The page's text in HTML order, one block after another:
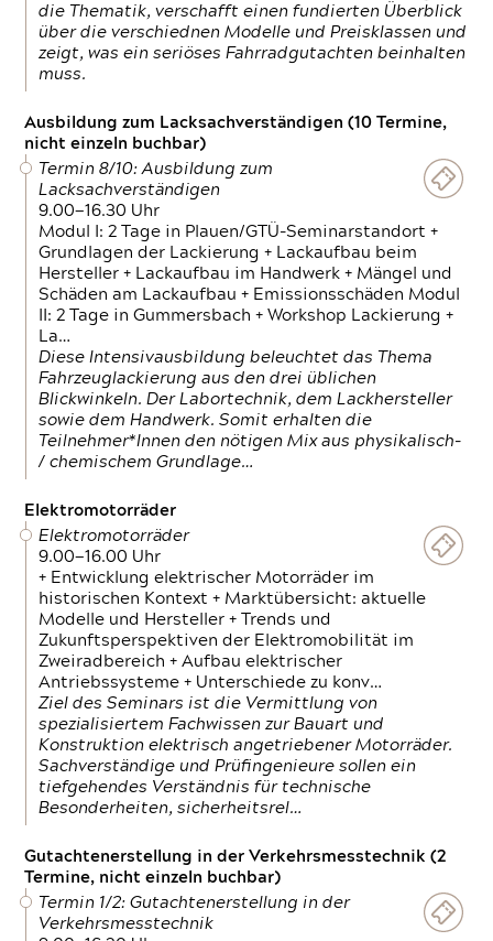
die Thematik, verschafft einen fundierten Überblick
über die verschiednen Modelle und Preisklassen und
zeigt, was ein seriöses Fahrradgutachten beinhalten
muss.
Ausbildung zum Lacksachverständigen (10 Termine,
nicht einzeln buchbar)
Termin 8/10: Ausbildung zum
Lacksachverständigen
9.00—16.30 Uhr
Modul I: 2 Tage in Plauen/GTÜ-Seminarstandort +
Grundlagen der Lackierung + Lackaufbau beim
Hersteller + Lackaufbau im Handwerk + Mängel und
Schäden am Lackaufbau + Emissionsschäden Modul
II: 2 Tage in Gummersbach + Workshop Lackierung +
La…
Diese Intensivausbildung beleuchtet das Thema
Fahrzeuglackierung aus den drei üblichen
Blickwinkeln. Der Labortechnik, dem Lackhersteller
sowie dem Handwerk. Somit erhalten die
Teilnehmer*Innen den nötigen Mix aus physikalisch-
/ chemischem Grundlage…
Elektromotorräder
Elektromotorräder
9.00—16.00 Uhr
+ Entwicklung elektrischer Motorräder im
historischen Kontext + Marktübersicht: aktuelle
Modelle und Hersteller + Trends und
Zukunftsperspektiven der Elektromobilität im
Zweiradbereich + Aufbau elektrischer
Antriebssysteme + Unterschiede zu konv…
Ziel des Seminars ist die Vermittlung von
spezialisiertem Fachwissen zur Bauart und
Konstruktion elektrisch angetriebener Motorräder.
Sachverständige und Prüfingenieure sollen ein
tiefgehendes Verständnis für technische
Besonderheiten, sicherheitsrel…
Gutachtenerstellung in der Verkehrsmesstechnik (2
Termine, nicht einzeln buchbar)
Termin 1/2: Gutachtenerstellung in der
Verkehrsmesstechnik